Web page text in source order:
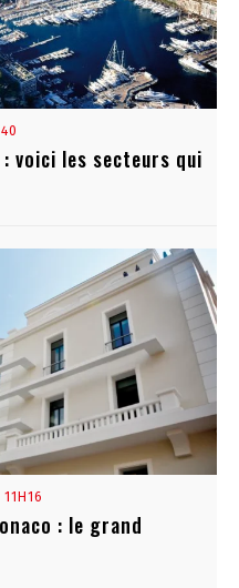
: voici les secteurs qui
: le grand